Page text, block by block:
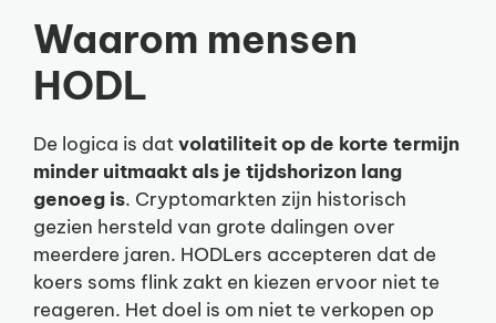
Waarom mensen
HODL
De logica is datvolatiliteit op de korte termijn
minder uitmaakt als je tijdshorizon lang
genoeg is. Cryptomarkten zijn historisch
gezien hersteld van grote dalingen over
meerdere jaren. HODLers accepteren dat de
koers soms flink zakt en kiezen ervoor niet te
reageren. Het doel is om niet te verkopen op